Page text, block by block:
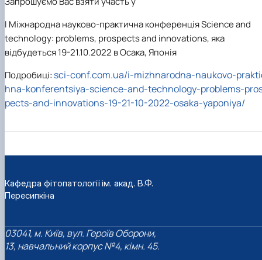
I Міжнародна науково-практична конференція Science and
technology: problems, prospects and innovations, яка
відбудеться 19-21.10.2022 в Осака, Японія
Подробиці: sci-conf.com.ua/i-mizhnarodna-naukovo-
hna-konferentsiya-science-and-technology-problems-
pects-and-innovations-19-21-10-2022-osaka-yaponiya/
Кафедра фітопатології ім. акад. В.Ф.
Пересипкіна
03041, м. Київ, вул. Героїв Оборони,
13, навчальний корпус №4, кімн. 45.